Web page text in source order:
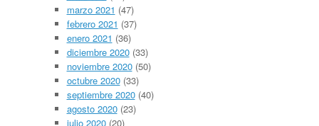
marzo 2021 (47)
febrero 2021 (37)
enero 2021 (36)
diciembre 2020(33)
noviembre 2020(50)
octubre 2020(33)
septiembre 2020(40)
agosto 2020(23)
julio 2020(20)